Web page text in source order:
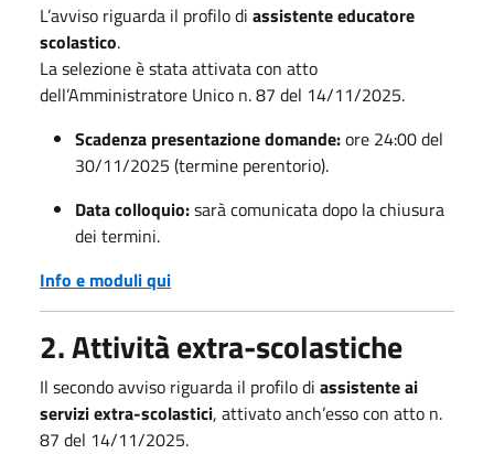
L’avviso riguarda il profilo di assistente educatore
scolastico.
La selezione è stata attivata con atto
dell’Amministratore Unico n. 87 del 14/11/2025.
Scadenza presentazione domande:ore 24:00 del
30/11/2025 (termine perentorio).
Data colloquio:sarà comunicata dopo la chiusura
dei termini.
Info e moduli qui
2. Attività extra-scolastiche
Il secondo avviso riguarda il profilo di assistente ai
servizi extra-scolastici, attivato anch’esso con atto n.
87 del 14/11/2025.